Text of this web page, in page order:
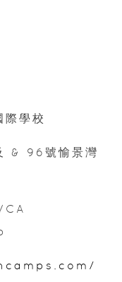
際學校
& 96號愉景灣